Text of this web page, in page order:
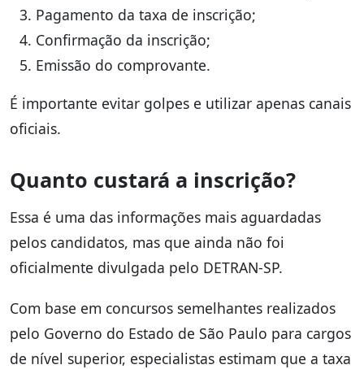
Pagamento da taxa de inscrição;
Confirmação da inscrição;
Emissão do comprovante.
É importante evitar golpes e utilizar apenas canais
oficiais.
Quanto custará a inscrição?
Essa é uma das informações mais aguardadas
pelos candidatos, mas que ainda não foi
oficialmente divulgada pelo DETRAN-SP.
Com base em concursos semelhantes realizados
pelo Governo do Estado de São Paulo para cargos
de nível superior, especialistas estimam que a taxa